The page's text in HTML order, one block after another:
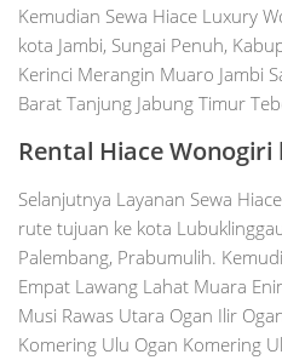
Kemudian Sewa Hiace Luxury
kota Jambi, Sungai Penuh,
Kerinci Merangin Muaro Jambi
Barat Tanjung Jabung Timur
Rental HiaceWonogiri
Selanjutnya Layanan Sewa
rute tujuan ke kota
Palembang, Prabumulih.
Empat Lawang Lahat Muara
Musi Rawas Utara Ogan Ilir
Komering Ulu Ogan Komering